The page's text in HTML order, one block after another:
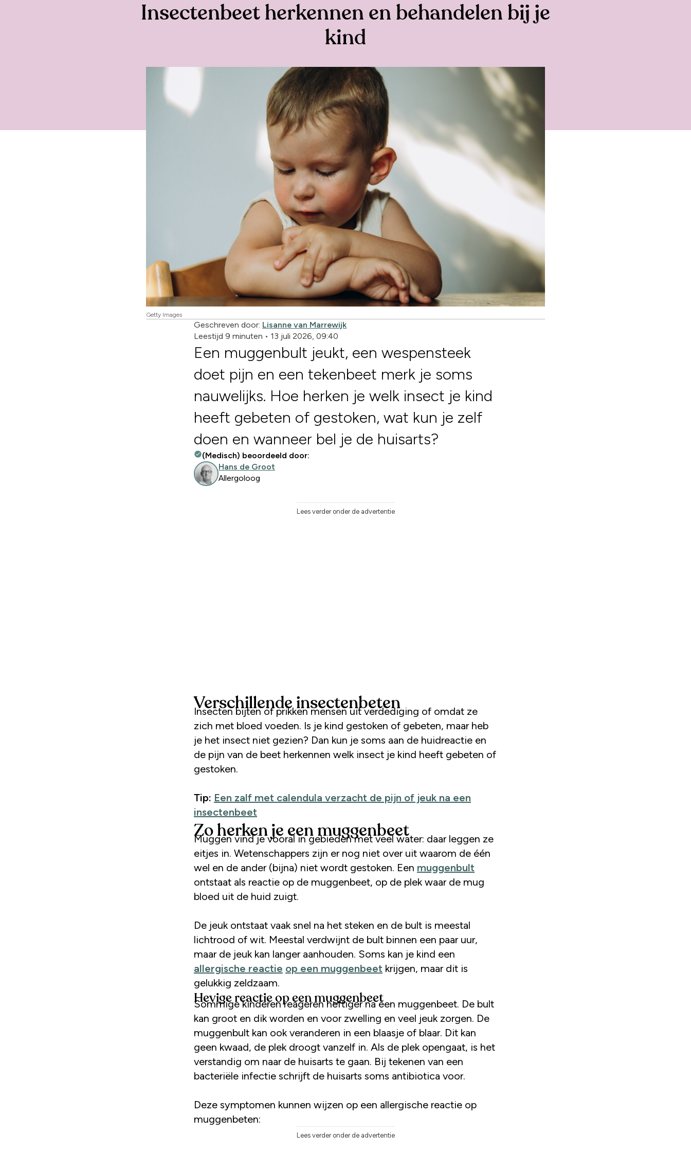
Insectenbeet herkennen en behandelen bij je
kind
Getty Images
Geschreven door: Lisanne van Marrewijk
Leestijd 9 minuten • 13 juli 2026, 09:40
Een muggenbult jeukt, een wespensteek
doet pijn en een tekenbeet merk je soms
nauwelijks. Hoe herken je welk insect je kind
heeft gebeten of gestoken, wat kun je zelf
doen en wanneer bel je de huisarts?
(Medisch) beoordeeld door:
Hans de Groot
Allergoloog
Lees verder onder de advertentie
Verschillende insectenbeten
Insecten bijten of prikken mensen uit verdediging of omdat ze
zich met bloed voeden. Is je kind gestoken of gebeten, maar heb
je het insect niet gezien? Dan kun je soms aan de huidreactie en
de pijn van de beet herkennen welk insect je kind heeft gebeten of
gestoken.
Tip: Een zalf met calendula verzacht de pijn of jeuk na een
insectenbeet
Zo herken je een muggenbeet
Muggen vind je vooral in gebieden met veel water: daar leggen ze
eitjes in. Wetenschappers zijn er nog niet over uit waarom de één
wel en de ander (bijna) niet wordt gestoken. Een muggenbult
ontstaat als reactie op de muggenbeet, op de plek waar de mug
bloed uit de huid zuigt.
De jeuk ontstaat vaak snel na het steken en de bult is meestal
lichtrood of wit. Meestal verdwijnt de bult binnen een paar uur,
maar de jeuk kan langer aanhouden. Soms kan je kind een
allergische reactie op een muggenbeet krijgen, maar dit is
gelukkig zeldzaam.
Hevige reactie op een muggenbeet
Sommige kinderen reageren heftiger na een muggenbeet. De bult
kan groot en dik worden en voor zwelling en veel jeuk zorgen. De
muggenbult kan ook veranderen in een blaasje of blaar. Dit kan
geen kwaad, de plek droogt vanzelf in. Als de plek opengaat, is het
verstandig om naar de huisarts te gaan. Bij tekenen van een
bacteriële infectie schrijft de huisarts soms antibiotica voor.
Deze symptomen kunnen wijzen op een allergische reactie op
muggenbeten:
Lees verder onder de advertentie